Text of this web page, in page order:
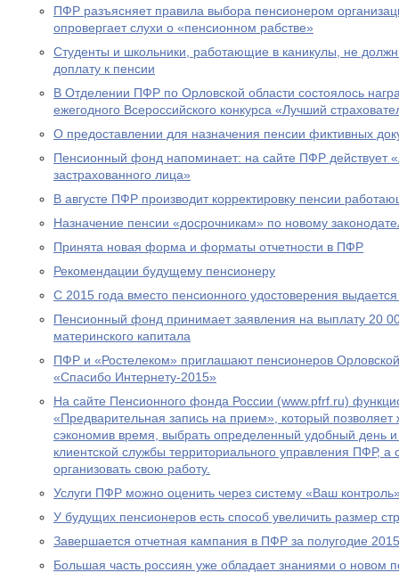
ПФР разъясняет правила выбора пенсионером
опровергает слухи о «пенсионном рабстве»
Студенты и школьники, работающие в каникулы, не
доплату к пенсии
В Отделении ПФР по Орловской области состоялось
ежегодного Всероссийского конкурса «Лучший
О предоставлении для назначения пенсии фиктивных
Пенсионный фонд напоминает: на сайте ПФР действует
застрахованного лица»
В августе ПФР производит корректировку пенсии
Назначение пенсии «досрочникам» по новому
Принята новая форма и форматы отчетности в ПФР
Рекомендации будущему пенсионеру
С 2015 года вместо пенсионного удостоверения выдается
Пенсионный фонд принимает заявления на выплату 20
материнского капитала
ПФР и «Ростелеком» приглашают пенсионеров Орловской
«Спасибо Интернету-2015»
На сайте Пенсионного фонда России (www.pfrf.ru)
«Предварительная запись на прием», который
сэкономив время, выбрать определенный удобный день
клиентской службы территориального управления ПФР,
организовать свою работу.
Услуги ПФР можно оценить через систему «Ваш
У будущих пенсионеров есть способ увеличить размер
Завершается отчетная кампания в ПФР за полугодие
Большая часть россиян уже обладает знаниями о новом